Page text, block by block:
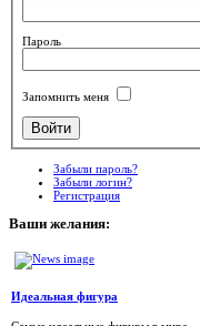
Пароль
Запомнить меня
Забыли пароль?
Забыли логин?
Регистрация
Ваши желания:
Идеальная фигура